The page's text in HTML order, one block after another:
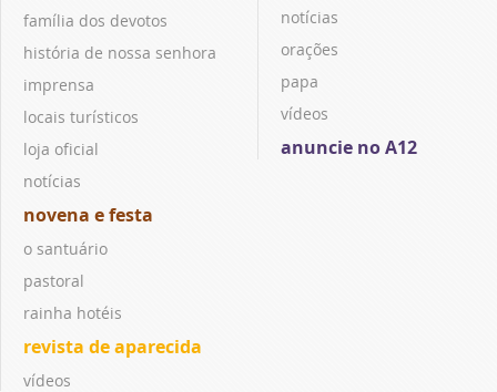
família dos devotos
história de nossa senhora
imprensa
locais turísticos
loja oficial
notícias
novena e festa
o santuário
pastoral
rainha hotéis
revista de aparecida
vídeos
notícias
orações
papa
vídeos
anuncie no A12